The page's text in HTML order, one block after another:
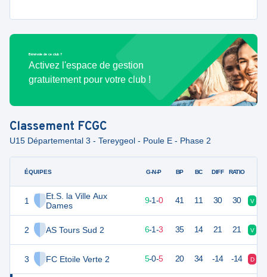
Bénévole de ce club ?
Activez l'espace de gestion
gratuitement pour votre club !
Classement FCGC
U15 Départemental 3 - Tereygeol - Poule E - Phase 2
ÉQUIPES
1
Et.S. la Ville Aux
Dames
2 AS Tours Sud 2
3 FC Etoile Verte 2
G-N-P BP BC DIFF RATIO
28 9-1-0 41 11 30 30 V
6-1-3 35 14 21 21 V
15 5-0-5 20 34 -14 -14 D